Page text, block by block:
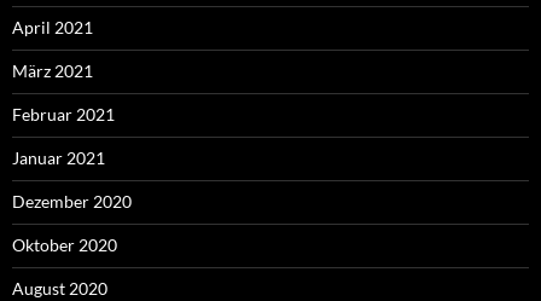
April 2021
März 2021
Februar 2021
Januar 2021
Dezember 2020
Oktober 2020
August 2020